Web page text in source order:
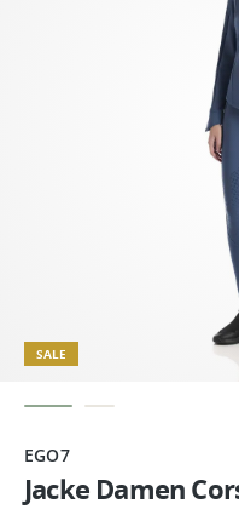
SALE
EGO7
Jacke Damen